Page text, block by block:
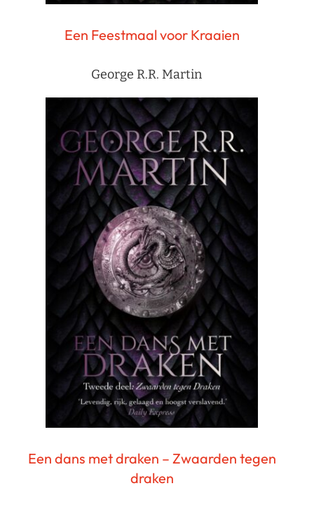
Een Feestmaal voor Kraaien
George R.R. Martin
Een dans met draken – Zwaarden tegen
draken